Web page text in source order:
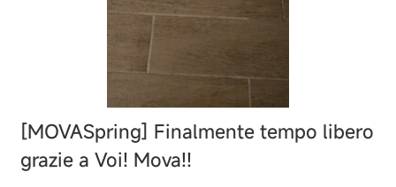
[MOVASpring] Finalmente tempo libero
grazie a Voi! Mova!!